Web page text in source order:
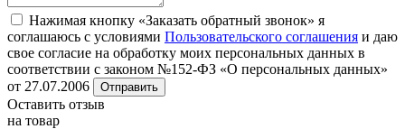
Нажимая кнопку «Заказать обратный звонок» я
соглашаюсь с условиями Пользовательского соглашения и даю
свое согласие на обработку моих персональных данных в
соответствии с законом №152-ФЗ «О персональных данных»
от 27.07.2006
Отправить
Оставить отзыв
на товар